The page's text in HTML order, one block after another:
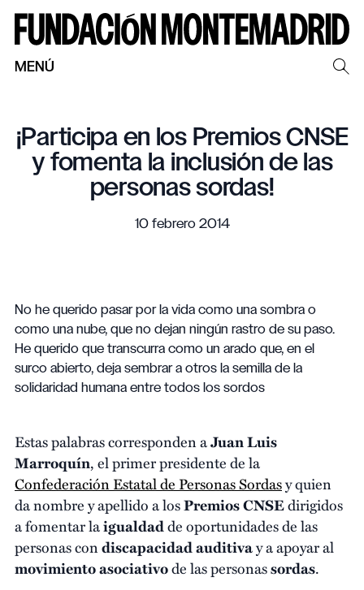
MENÚ
¡Participa en los Premios CNSE
y fomenta la inclusión de las
personas sordas!
10 febrero 2014
No he querido pasar por la vida como una sombra o
como una nube, que no dejan ningún rastro de su paso.
He querido que transcurra como un arado que, en el
surco abierto, deja sembrar a otros la semilla de la
solidaridad humana entre todos los sordos
Estas palabras corresponden aJuan Luis
Marroquín, el primer presidente de la
Confederación Estatal de Personas Sordasy quien
da nombre y apellido a losPremios CNSEdirigidos
a fomentar laigualdadde oportunidades de las
personas condiscapacidadauditivay a apoyar al
movimiento asociativode las personassordas.